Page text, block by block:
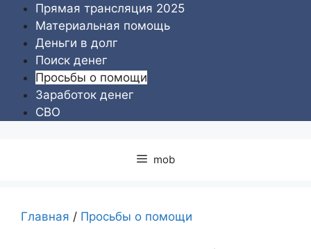
Перейти
содержимому
Прямая трансляция 2025
Материальная помощь
Деньги в долг
Поиск денег
Просьбы о помощи
Заработок денег
СВО
mob
Главная / Просьбы о помощи